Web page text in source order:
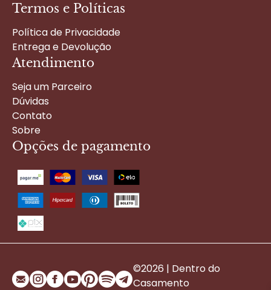
Termos e Políticas
Política de Privacidade
Entrega e Devolução
Atendimento
Seja um Parceiro
Dúvidas
Contato
Sobre
Opções de pagamento
©2026 | Dentro do
Casamento